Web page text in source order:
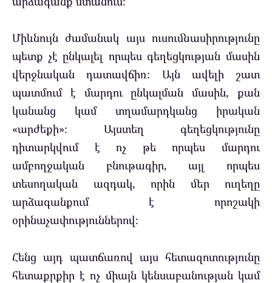
Միևնույն ժամանակ այս ուսումնասիրությունը
պետք չէ ընկալել որպես գեղեցկության մասին
վերջնական դատավճիռ։ Այն ավելի շատ
պատմում է մարդու ընկալման մասին, քան
կանանց կամ տղամարդկանց իրական
«արժեքի»։ Այստեղ գեղեցկությունը
դիտարկվում է ոչ թե որպես մարդու
ամբողջական բնութագիր, այլ որպես
տեսողական ազդակ, որին մեր ուղեղը
արձագանքում է որոշակի
օրինաչափություններով։
Հենց այդ պատճառով այս հետազոտությունը
հետաքրքիր է ոչ միայն կենսաբանության կամ